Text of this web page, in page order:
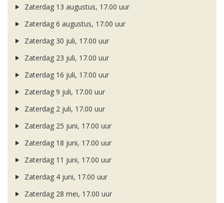
Zaterdag 13 augustus, 17.00 uur
Zaterdag 6 augustus, 17.00 uur
Zaterdag 30 juli, 17.00 uur
Zaterdag 23 juli, 17.00 uur
Zaterdag 16 juli, 17.00 uur
Zaterdag 9 juli, 17.00 uur
Zaterdag 2 juli, 17.00 uur
Zaterdag 25 juni, 17.00 uur
Zaterdag 18 juni, 17.00 uur
Zaterdag 11 juni, 17.00 uur
Zaterdag 4 juni, 17.00 uur
Zaterdag 28 mei, 17.00 uur